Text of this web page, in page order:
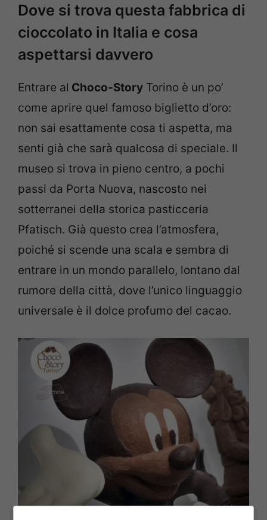
Dove si trova questa fabbrica di
cioccolato in Italia e cosa
aspettarsi davvero
Entrare al Choco-Story Torino è un po’
come aprire quel famoso biglietto d’oro:
non sai esattamente cosa ti aspetta, ma
senti già che sarà qualcosa di speciale. Il
museo si trova in pieno centro, a pochi
passi da Porta Nuova, nascosto nei
sotterranei della storica pasticceria
Pfatisch. Già questo crea l’atmosfera,
poiché si scende una scala e sembra di
entrare in un mondo parallelo, lontano dal
rumore della città, dove l’unico linguaggio
universale è il dolce profumo del cacao.